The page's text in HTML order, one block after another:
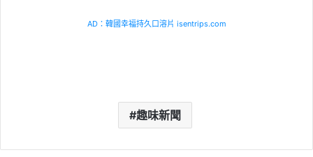
AD：韓國幸福持久口溶片 isentrips.com
趣味新聞